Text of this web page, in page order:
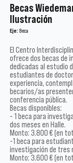
Becas
Ilustración
Eje: Beca
El Centro
ofrece dos becas de
dedicadas al estudio
estudiantes de
experiencia,
becarios/as
conferencia pública.
Becas disponibles:
- 1 beca para
dos meses en Halle.
Monto: 3.800 € (en
-1 beca para
investigación de tres
Monto: 3.600 € (en